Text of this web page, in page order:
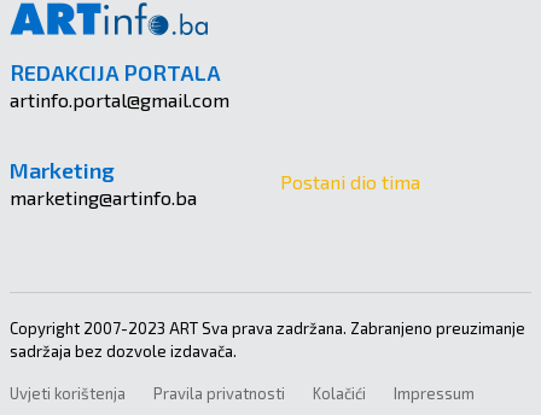
REDAKCIJA PORTALA
artinfo.portal@gmail.com
Marketing
marketing@artinfo.ba
Postani dio tima
Copyright 2007-2023 ART Sva prava zadržana. Zabranjeno preuzimanje
sadržaja bez dozvole izdavača.
Uvjeti korištenja Pravila privatnosti Kolačići Impressum